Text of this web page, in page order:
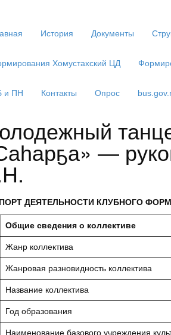
История Документы
Хомустахский ЦД
и ПН Контакты Опрос
—
ДЕЯТЕЛЬНОСТИ КЛУБНОГО
Общие сведения о коллективе
Жанр коллектива
Жанровая разновидность коллектива
Название коллектива
Год образования
Наименование базового учреждения